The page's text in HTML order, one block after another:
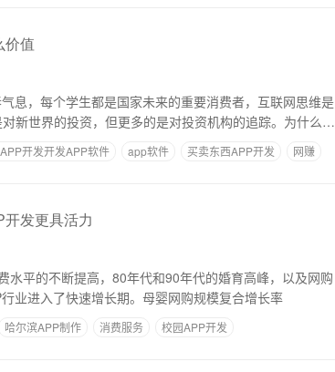
价值
息，每个学生都是国家未来的重要消费者，互联网思维是
新世界的投资，但更多的是对投资机构的追踪。为什么首
开发开发APP软件 app软件 买卖东西APP开发 网赚
发更具活力
平的不断提高，80年代和90年代的婚育高峰，以及网购
业进入了快速增长期。母婴网购规模复合增长率
哈尔滨APP制作 消费服务 校园APP开发